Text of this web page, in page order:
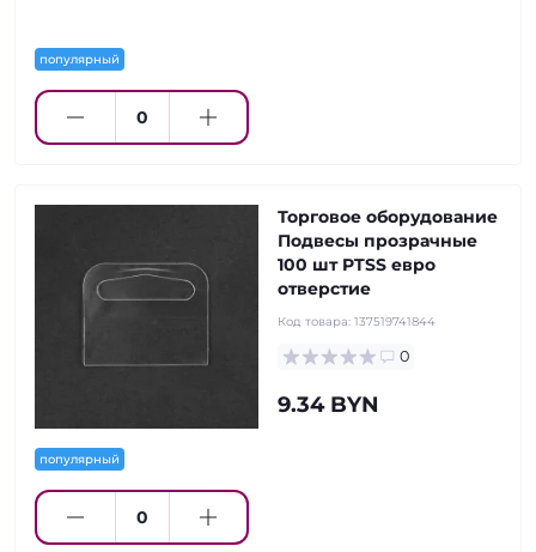
популярный
популярный
Торговое оборудование
Подвесы прозрачные
100 шт PTSS евро
отверстие
Код товара: 137519741844
0
9.34 BYN